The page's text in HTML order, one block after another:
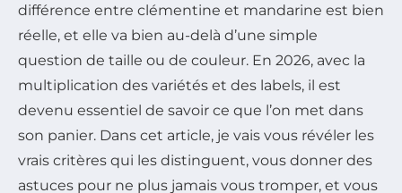
différence entre clémentine et mandarine est bien
réelle, et elle va bien au-delà d’une simple
question de taille ou de couleur. En 2026, avec la
multiplication des variétés et des labels, il est
devenu essentiel de savoir ce que l’on met dans
son panier. Dans cet article, je vais vous révéler les
vrais critères qui les distinguent, vous donner des
astuces pour ne plus jamais vous tromper, et vous